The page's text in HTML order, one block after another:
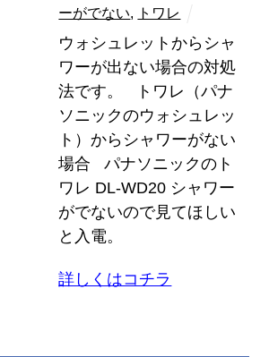
ーがでない, トワレ
ウォシュレットからシャ
ワーが出ない場合の対処
法です。 トワレ（パナ
ソニックのウォシュレッ
ト）からシャワーがない
場合 パナソニックのト
ワレ DL-WD20 シャワー
がでないので見てほしい
と入電。
詳しくはコチラ